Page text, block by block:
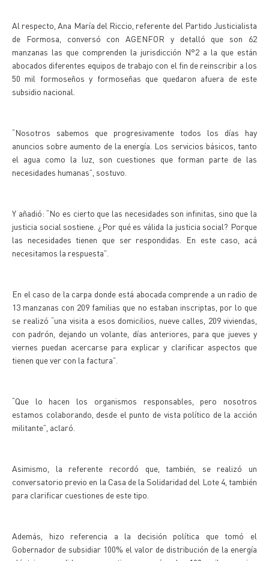
Al respecto, Ana María del Riccio, referente del Partido Justicialista
de Formosa, conversó con AGENFOR y detalló que son 62
manzanas las que comprenden la jurisdicción N°2 a la que están
abocados diferentes equipos de trabajo con el fin de reinscribir a los
50 mil formoseños y formoseñas que quedaron afuera de este
subsidio nacional.
“Nosotros sabemos que progresivamente todos los días hay
anuncios sobre aumento de la energía. Los servicios básicos, tanto
el agua como la luz, son cuestiones que forman parte de las
necesidades humanas”, sostuvo.
Y añadió: “No es cierto que las necesidades son infinitas, sino que la
justicia social sostiene. ¿Por qué es válida la justicia social? Porque
las necesidades tienen que ser respondidas. En este caso, acá
necesitamos la respuesta”.
En el caso de la carpa donde está abocada comprende a un radio de
13 manzanas con 209 familias que no estaban inscriptas, por lo que
se realizó “una visita a esos domicilios, nueve calles, 209 viviendas,
con padrón, dejando un volante, días anteriores, para que jueves y
viernes puedan acercarse para explicar y clarificar aspectos que
tienen que ver con la factura”.
“Que lo hacen los organismos responsables, pero nosotros
estamos colaborando, desde el punto de vista político de la acción
militante”, aclaró.
Asimismo, la referente recordó que, también, se realizó un
conversatorio previo en la Casa de la Solidaridad del Lote 4, también
para clarificar cuestiones de este tipo.
Además, hizo referencia a la decisión política que tomó el
Gobernador de subsidiar 100% el valor de distribución de la energía